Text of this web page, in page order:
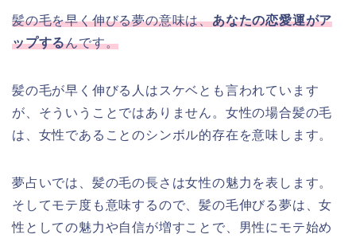
髪の毛を早く伸びる夢の意味は、あなたの恋愛運がア
ップするんです。
髪の毛が早く伸びる人はスケベとも言われています
が、そういうことではありません。女性の場合髪の毛
は、女性であることのシンボル的存在を意味します。
夢占いでは、髪の毛の長さは女性の魅力を表します。
そしてモテ度も意味するので、髪の毛伸びる夢は、女
性としての魅力や自信が増すことで、男性にモテ始め